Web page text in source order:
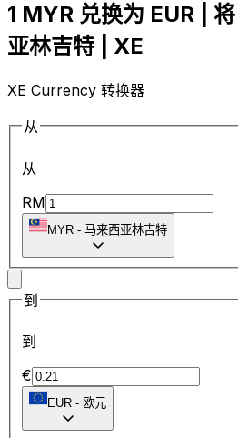
1 MYR 兑换为 EUR |
亚林吉特 | XE
XE Currency 转换器
从
从
RM
MYR - 马来西亚林吉特
到
到
€
EUR - 欧元